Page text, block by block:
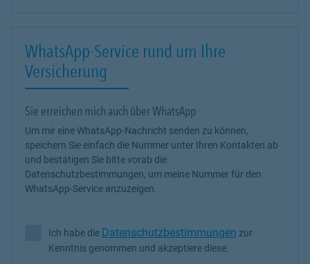
WhatsApp-Service rund um Ihre
Versicherung
Sie erreichen mich auch über WhatsApp
Um mir eine WhatsApp-Nachricht senden zu können,
speichern Sie einfach die Nummer unter Ihren Kontakten ab
und bestätigen Sie bitte vorab die
Datenschutzbestimmungen, um meine Nummer für den
WhatsApp-Service anzuzeigen.
Ich habe die Datenschutzbestimmungen zur Kenntnis
Ich habe die Datenschutzbestimmungen zur
Kenntnis genommen und akzeptiere diese.